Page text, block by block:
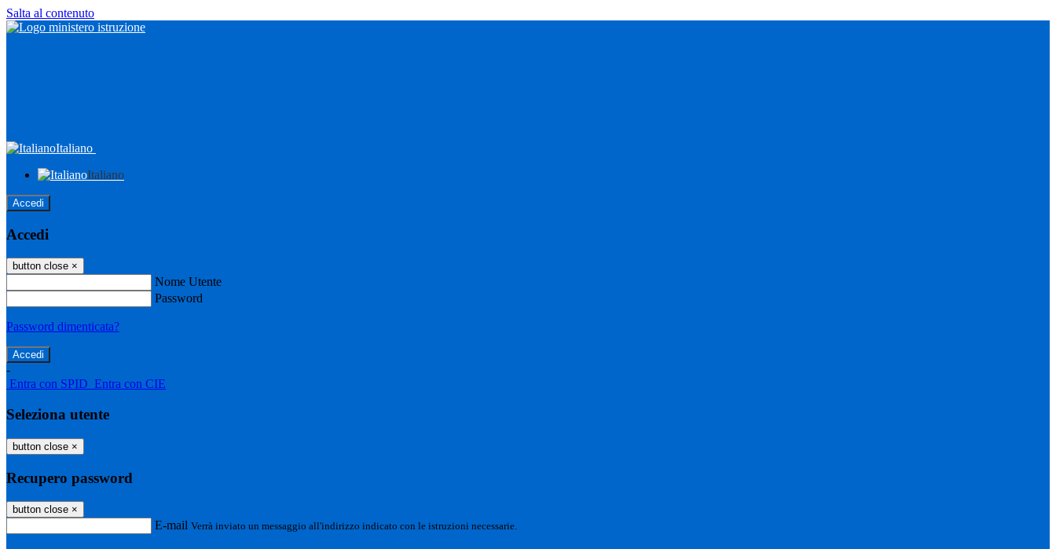
Salta al contenuto
Italiano
Italiano
Accedi
Accedi
button close ×
Nome Utente
Password
Password dimenticata?
-
Entra con SPID Entra con CIE
Seleziona utente
button close ×
Recupero password
button close ×
E-mail Verrà inviato un messaggio all'indirizzo indicato con le istruzioni necessarie.